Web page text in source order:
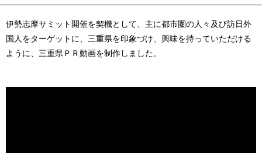
伊勢志摩サミット開催を契機として、主に都市圏の人々及び訪日外
国人をターゲットに、三重県を印象づけ、興味を持っていただける
ように、三重県ＰＲ動画を制作しました。